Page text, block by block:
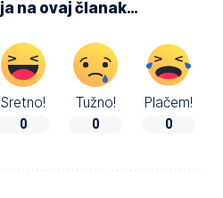
na ovaj članak…
Sretno!
0
Tužno!
0
Plačem!
0